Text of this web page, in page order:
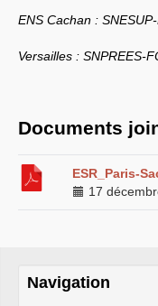
EXPRESSIONS AUTRES
Année 2025
année 2020
Année 2017
année 2016
année 2015
Année 2009
ENS Cachan : SNESUP-
Versailles : SNPREES-
Documents
ESR_Paris-
17
Navigation